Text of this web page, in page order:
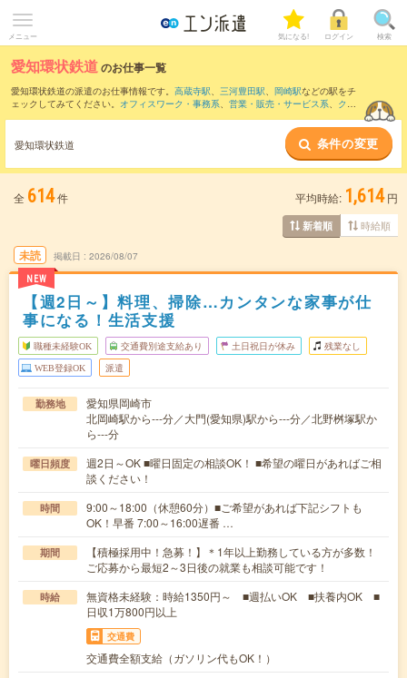
メニュー 気になる! ログイン 検索
愛知環状鉄道のお仕事一覧
愛知環状鉄道の派遣のお仕事情報です。 高蔵寺駅、 三河豊田駅、 岡崎駅などの駅をチ
ェックしてみてください。 オフィスワーク・事務系、 営業・販売・サービス系、 クリ
愛知環状鉄道 条件の変更
全 614件 平均時給: 1,614 円
新着順 時給順
未読
NEW
掲載日 2026/08/07
【週2日～】料理、掃除…カンタンな家事が仕
事になる！生活支援
職種未経験OK 交通費別途支給あり 土日祝日が休み 残業なし
WEB登録OK 派遣
勤務地
愛知県岡崎市
北岡崎駅から---分／大門(愛知県)駅から---分／北野桝塚駅か
ら---分
曜日頻度
週2日～OK ■曜日固定の相談OK！ ■希望の曜日があればご相
談ください！
時間
9:00～18:00（休憩60分）■ご希望があれば下記シフトも
OK！早番 7:00～16:00遅番 …
期間
【積極採用中！急募！】＊1年以上勤務している方が多数！
ご応募から最短2～3日後の就業も相談可能です！
時給
無資格未経験：時給1350円～ ■週払いOK ■扶養内OK ■
日収1万800円以上
交通費
交通費全額支給（ガソリン代もOK！）